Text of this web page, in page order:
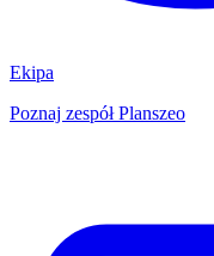
Ekipa
Poznaj zespół Planszeo